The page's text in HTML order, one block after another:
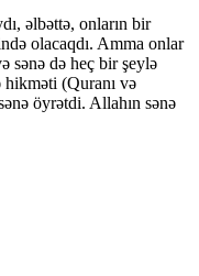
əlbəttə, onların bir
olacaqdı. Amma onlar
sənə də heç bir şeylə
(Quranı və
öyrətdi. Allahın sənə